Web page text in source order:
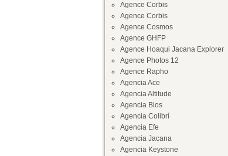
Agence Corbis
Agence Corbis
Agence Cosmos
Agence GHFP
Agence Hoaqui Jacana Explorer
Agence Photos 12
Agence Rapho
Agencia Ace
Agencia Altitude
Agencia Bios
Agencia Colibrí
Agencia Efe
Agencia Jacana
Agencia Keystone